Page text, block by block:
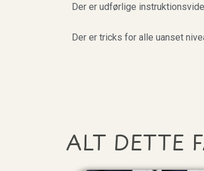
Der er udførlige
Der er tricks for alle uanset
ALT DETTE